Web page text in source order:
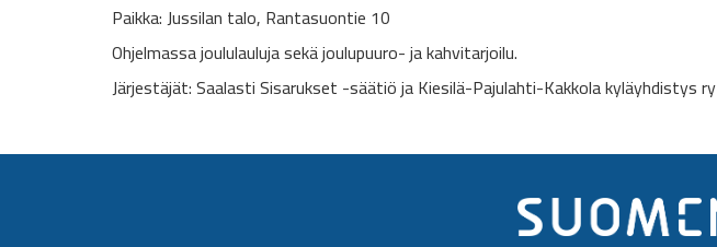
Paikka:Jussilan talo, Rantasuontie 10
Ohjelmassa joululauluja sekäjoulupuuro- ja kahvitarjoilu.
Järjestäjät:Saalasti Sisarukset -säätiö jaKiesilä-Pajulahti-Kakkola kyläyhdistys ry